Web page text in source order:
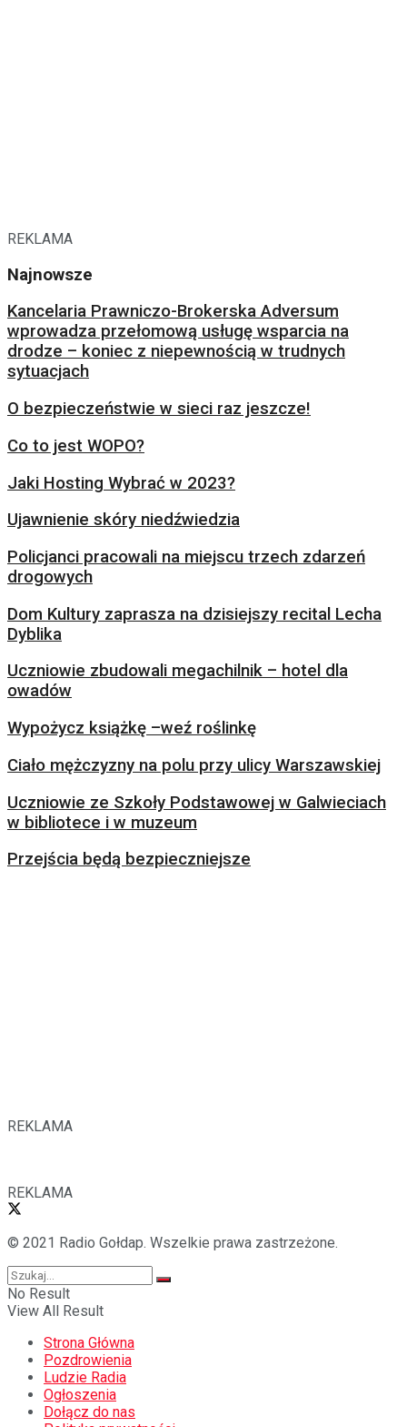
REKLAMA
Najnowsze
Kancelaria Prawniczo-Brokerska Adversum
wprowadza przełomową usługę wsparcia na
drodze – koniec z niepewnością w trudnych
sytuacjach
O bezpieczeństwie w sieci raz jeszcze!
Co to jest WOPO?
Jaki Hosting Wybrać w 2023?
Ujawnienie skóry niedźwiedzia
Policjanci pracowali na miejscu trzech zdarzeń
drogowych
Dom Kultury zaprasza na dzisiejszy recital Lecha
Dyblika
Uczniowie zbudowali megachilnik – hotel dla
owadów
Wypożycz książkę –weź roślinkę
Ciało mężczyzny na polu przy ulicy Warszawskiej
Uczniowie ze Szkoły Podstawowej w Galwieciach
w bibliotece i w muzeum
Przejścia będą bezpieczniejsze
REKLAMA
REKLAMA
© 2021 Radio Gołdap. Wszelkie prawa zastrzeżone.
No Result
View All Result
Strona Główna
Pozdrowienia
Ludzie Radia
Ogłoszenia
Dołącz do nas